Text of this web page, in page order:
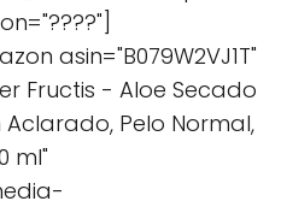
asin="B079W2VJ1T"
Fructis - Aloe Secado
Pelo Normal,
ml"